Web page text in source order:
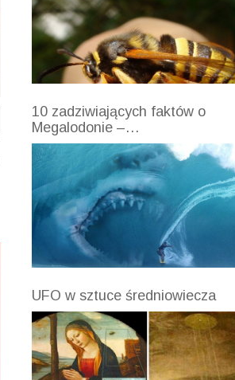
10 zadziwiających faktów o
Megalodonie –…
UFO w sztuce średniowiecza